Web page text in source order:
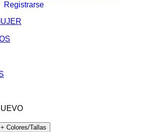
Registrarse
+ Colores/Tallas